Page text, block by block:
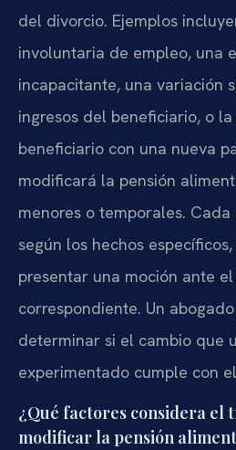
del divorcio. Ejemplos
involuntaria de empleo, una
incapacitante, una variación
ingresos del beneficiario, o
beneficiario con una nueva
modificará la pensión
menores o temporales. Cada
según los hechos
presentar una moción ante
correspondiente. Un
determinar si el cambio que
experimentado cumple con
¿Qué factores considera el
modificar la pensión